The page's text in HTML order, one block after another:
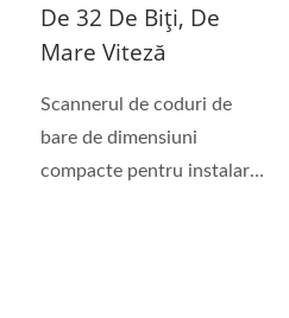
De 32 De Biți, De
Mare Viteză
Scannerul de coduri de
bare de dimensiuni
compacte pentru instalare